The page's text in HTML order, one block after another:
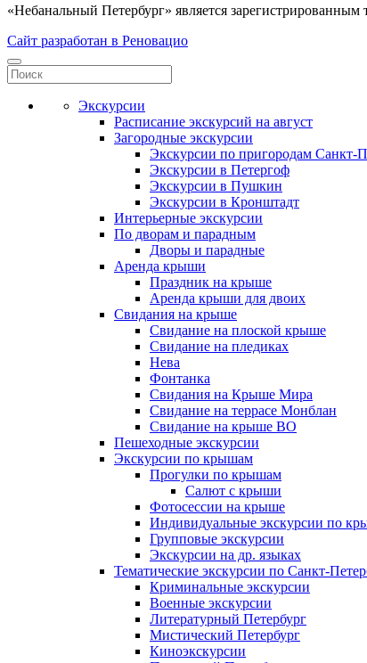
«Небанальный Петербург» является
Сайт разработан в Реновацио
Экскурсии
Расписание экскурсий на август
Загородные экскурсии
Экскурсии по пригородам Санкт-
Экскурсии в Петергоф
Экскурсии в Пушкин
Экскурсии в Кронштадт
Интерьерные экскурсии
По дворам и парадным
Дворы и парадные
Аренда крыши
Праздник на крыше
Аренда крыши для двоих
Свидания на крыше
Свидание на плоской крыше
Свидание на пледиках
Нева
Фонтанка
Свидания на Крыше Мира
Свидание на террасе Монблан
Свидание на крыше ВО
Пешеходные экскурсии
Экскурсии по крышам
Прогулки по крышам
Салют с крыши
Фотосессии на крыше
Индивидуальные экскурсии по
Групповые экскурсии
Экскурсии на др. языках
Тематические экскурсии по Санкт-
Криминальные экскурсии
Военные экскурсии
Литературный Петербург
Мистический Петербург
Киноэкскурсии